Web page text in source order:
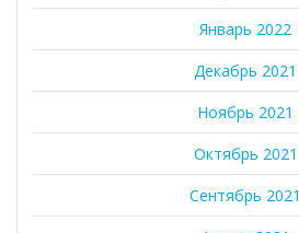
Январь 2022
Декабрь 2021
Ноябрь 2021
Октябрь 2021
Сентябрь 2021